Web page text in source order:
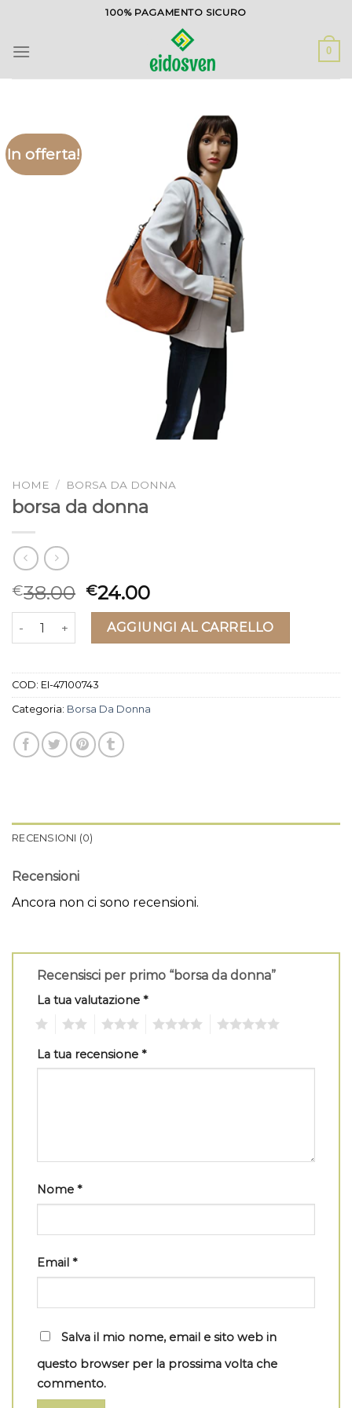
contenuti
100% PAGAMENTO SICURO
0
In offerta!
HOME / BORSA DA DONNA
borsa da donna
€38.00 €24.00
borsa da donna quantitàAGGIUNGI AL CARRELLO
COD: EI-47100743
Categoria: Borsa Da Donna
RECENSIONI (0)
Recensioni
Ancora non ci sono recensioni.
Recensisci per primo “borsa da donna”
La tua valutazione *
La tua recensione *
Nome *
Email *
Salva il mio nome, email e sito web in
questo browser per la prossima volta che
commento.